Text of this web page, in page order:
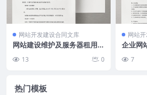
网站开发建设合同文库
网站建设维护及服务器租用协
13 0
网站
企业网
7
热门模板